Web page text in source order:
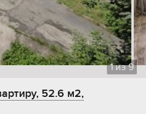
1из9
52.6 м2,